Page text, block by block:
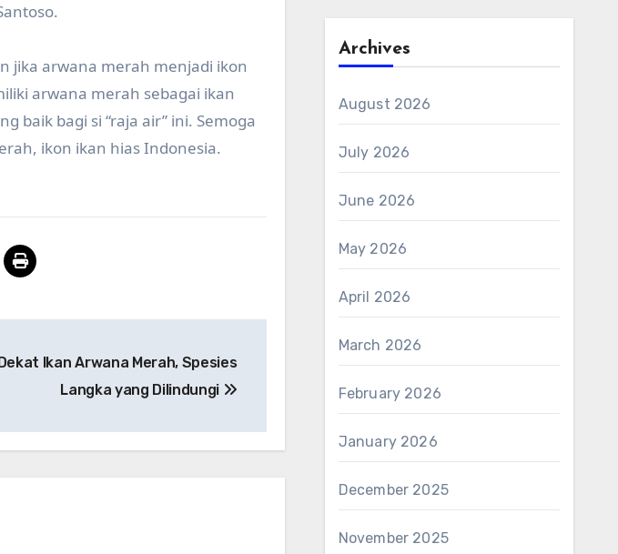
jika arwana merah menjadi ikon
arwana merah sebagai ikan
baik bagi si “raja air” ini. Semoga
ikon ikan hias Indonesia.
Ikan Arwana Merah, Spesies
Langka yang Dilindungi
Archives
August 2026
July 2026
June 2026
May 2026
April 2026
March 2026
February 2026
January 2026
December 2025
November 2025